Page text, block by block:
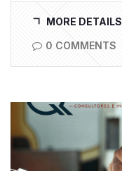
MORE DETAILS
0 COMMENTS